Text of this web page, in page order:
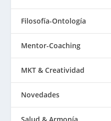
Filosofía-Ontología
Mentor-Coaching
MKT & Creatividad
Novedades